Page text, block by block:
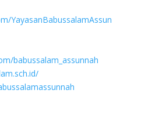
YayasanBabussalamAssun
babussalam_assunnah